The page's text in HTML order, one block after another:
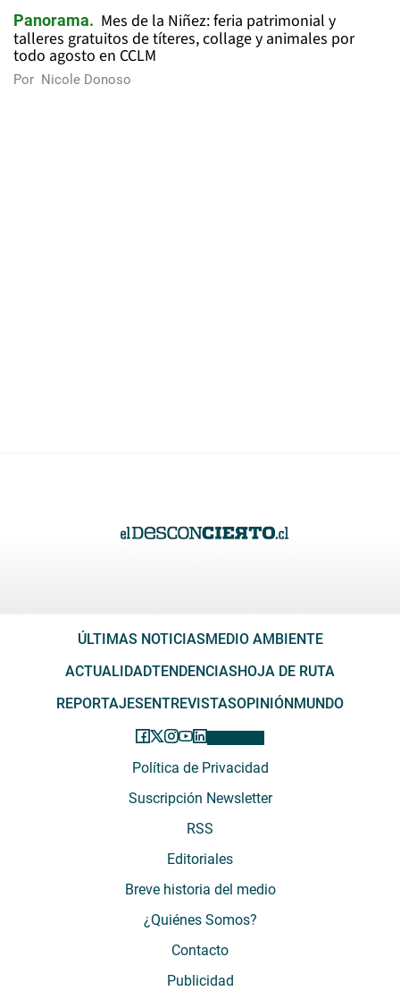
Panorama
Mes de la Niñez: feria patrimonial y
talleres gratuitos de títeres, collage y animales por
todo agosto en CCLM
Por Nicole Donoso
ÚLTIMAS NOTICIAS MEDIO AMBIENTE
ACTUALIDADTENDENCIAS HOJA DE RUTA
REPORTAJES ENTREVISTASOPINIÓN MUNDO
Política de Privacidad
Suscripción Newsletter
RSS
Editoriales
Breve historia del medio
¿Quiénes Somos?
Contacto
Publicidad